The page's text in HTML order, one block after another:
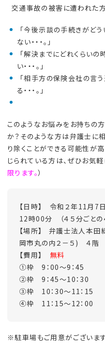
交通事故の被害に遭われた方
「今後示談の手続きがど
ない・・・。」
「解決までにどれくらい
い・・・。」
「相手方の保険会社の言
る・・・。」
このようなお悩みをお持ちの
か？そのような方は弁護士に
り除くことができる可能性が
じられている方は、ぜひお気軽
限ります。）
【日時】 令和２年11月7
12時00分 （４５分ごとの
【場所】 弁護士法人本
岡市丸の内２－５) ４階
【費用】 無料
①枠 9：00～9：45
②枠 9：45～10：30
③枠 10：30～11：15
④枠 11：15～12：00
※駐車場もご用意がございま